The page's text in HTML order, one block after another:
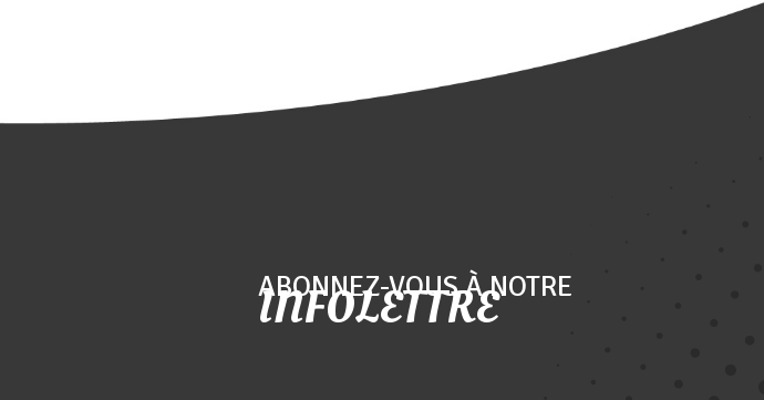
ABONNEZ-VOUS À NOTRE
INFOLETTRE